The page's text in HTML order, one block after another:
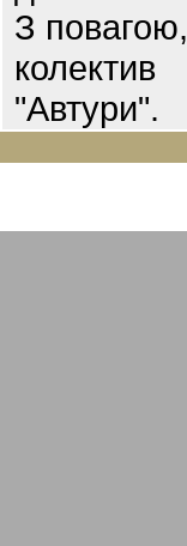
З повагою,
колектив
"Автури".